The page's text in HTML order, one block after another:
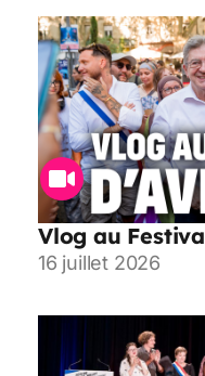
Vlog au
16 juillet 2026